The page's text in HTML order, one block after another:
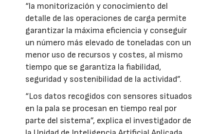
“la monitorización y conocimiento del
detalle de las operaciones de carga permite
garantizar la máxima eficiencia y conseguir
un número más elevado de toneladas con un
menor uso de recursos y costes, al mismo
tiempo que se garantiza la fiabilidad,
seguridad y sostenibilidad de la actividad”.
“Los datos recogidos con sensores situados
en la pala se procesan en tiempo real por
parte del sistema”, explica el investigador de